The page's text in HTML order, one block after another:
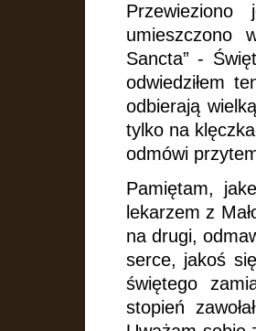
umieszczono
Sancta” -
odwiedziłem
odbierają
tylko na
odmówi
Pamiętam,
lekarzem z
na drugi,
serce, jakoś
świętego
stopień